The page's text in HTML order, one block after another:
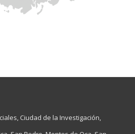
Ciudad de la Investigación,